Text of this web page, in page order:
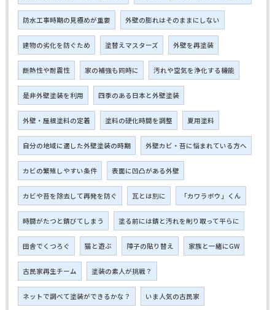
防水工事時期の見極めが重要 外壁の膨れはそのままにしない
建物の劣化を防ぐため 塗替えマスターズ 外壁を再塗装
断熱性や耐震性 家の補強も同時に 汚れや空気を浄化する機能
是非外壁塗装を利用 四季のある日本と外壁塗装
外壁・屋根塗料の定着 塗料の硬化時間を調整 夏用塗料
自分の地域に適した外壁塗装の時期 外壁カビ・苔に悩まれている方へ
カビの繁殖しやすい条件 表面に凹凸がある外壁
カビや苔を除去して再発を防ぐ 瓦とは別に 「カワラボウ」くん
時間がたつと錆びてしまう 塗る前には錆と汚れを削り取って平らに
田舎でくつろぐ 猫と遊ぶ 障子の貼り替え 家族と一緒にGW
古民家再生チーム 塗装の素人が挑戦？
ネットで調べて塗装ができるかな？ いま人気の古民家